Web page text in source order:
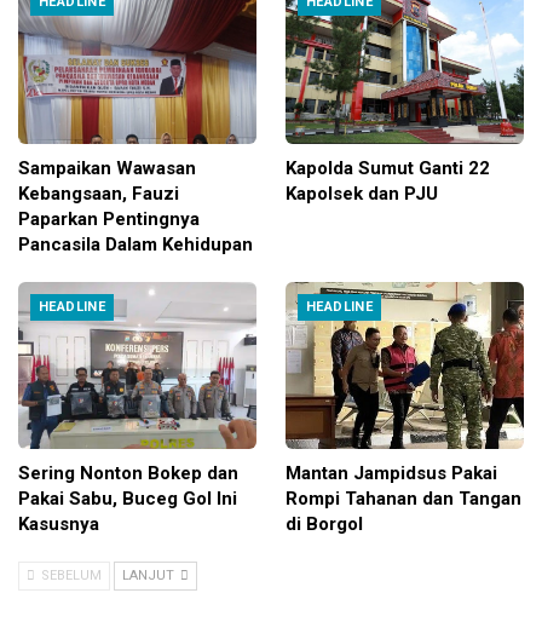
Sampaikan Wawasan
Kebangsaan, Fauzi
Paparkan Pentingnya
Pancasila Dalam Kehidupan
Kapolda Sumut Ganti 22
Kapolsek dan PJU
HEADLINE
Sering Nonton Bokep dan
Pakai Sabu, Buceg Gol Ini
Kasusnya
HEADLINE
Mantan Jampidsus Pakai
Rompi Tahanan dan Tangan
di Borgol
SEBELUM LANJUT